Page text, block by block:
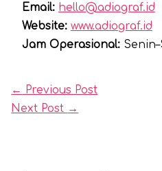
Email: hello@adiograf.id
Website: www.adiograf.id
Jam Operasional:
← Previous Post
Next Post →